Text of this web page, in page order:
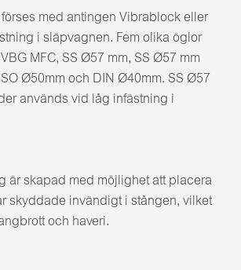
med antingen Vibrablock eller
i släpvagnen. Fem olika öglor
MFC, SS Ø57 mm, SS Ø57 mm
Ø50mm och DIN Ø40mm. SS Ø57
används vid låg infästning i
är skapad med möjlighet att placera
skyddade invändigt i stången, vilket
och haveri.